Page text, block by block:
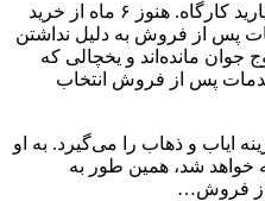
قطعه نداریم… باید یخچالتون رو بیارید کارگاه. هنوز ۶ ماه از خرید
پس از فروش به دلیل نداشتن
جوان مانده‌اند و یخچالی که
۳ ساله و خدمات پس از فروش انتخاب
ایاب و ذهاب را می‌گیرد. به او
خواهد شد، همین طور به
از فروش…